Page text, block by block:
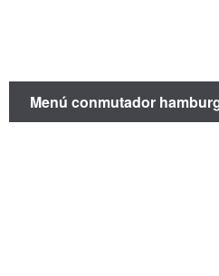
Menú conmutador